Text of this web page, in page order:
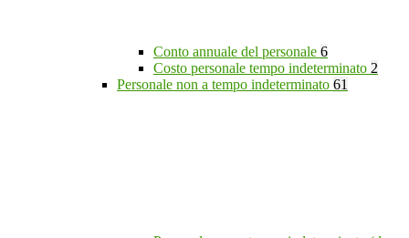
Conto annuale del personale 6
Costo personale tempo indeterminato 2
Personale non a tempo indeterminato 61